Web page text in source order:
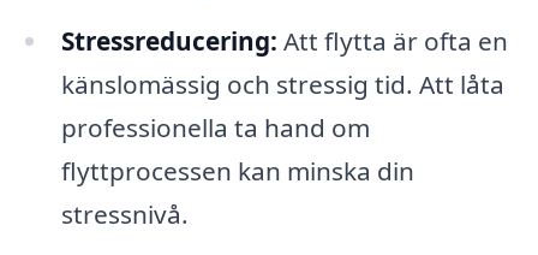
Stressreducering: Att flytta är ofta en
känslomässig och stressig tid. Att låta
professionella ta hand om
flyttprocessen kan minska din
stressnivå.